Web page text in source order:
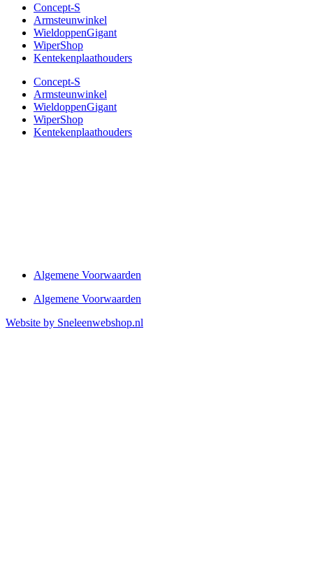
Concept-S
Armsteunwinkel
WieldoppenGigant
WiperShop
Kentekenplaathouders
Concept-S
Armsteunwinkel
WieldoppenGigant
WiperShop
Kentekenplaathouders
Algemene Voorwaarden
Algemene Voorwaarden
Website by Sneleenwebshop.nl